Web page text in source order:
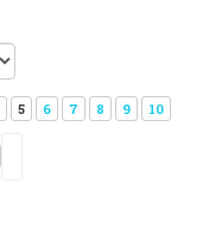
5 6 7 8 9 10